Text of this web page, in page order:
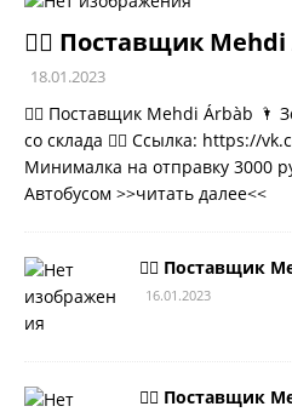
💁‍♂ Поставщик
18.01.2023
💁‍♂ Поставщик Mehdi Árbàb 🌂
со склада 👉🏻 Ссылка: https://
Минималка на отправку 3000
Автобусом >>читать далее<<
💁‍♂ Поставщик
16.01.2023
💁‍♂ Поставщик